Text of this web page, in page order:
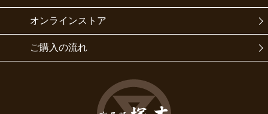
オンラインストア
ご購入の流れ